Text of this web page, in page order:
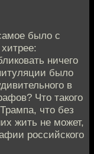
было с
ничего
было
в
Что такого
что без
жить не может,
российского